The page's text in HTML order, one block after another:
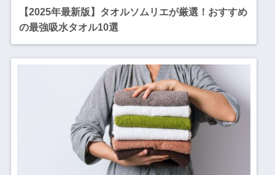
【2025年最新版】タオルソムリエが厳選！おすすめ
の最強吸水タオル10選